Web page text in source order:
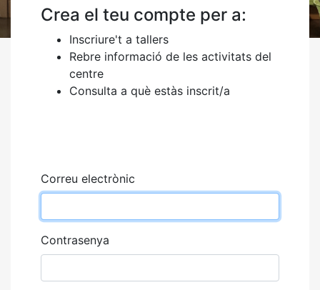
Crea el teu compte per a:
Inscriure't a tallers
Rebre informació de les activitats del
centre
Consulta a què estàs inscrit/a
Correu electrònic
Contrasenya